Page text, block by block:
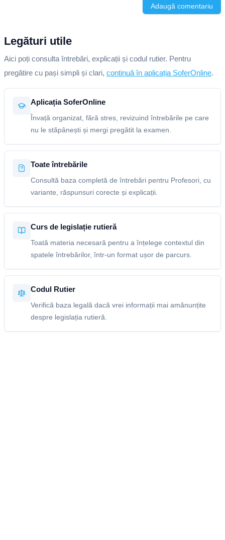
Adaugă comentariu
Legături utile
Aici poți consulta întrebări, explicații și codul rutier. Pentru
pregătire cu pași simpli și clari, continuă în aplicația SoferOnline.
Aplicația SoferOnline
Învață organizat, fără stres, revizuind întrebările pe care
nu le stăpânești și mergi pregătit la examen.
Toate întrebările
Consultă baza completă de întrebări pentru Profesori, cu
variante, răspunsuri corecte și explicații.
Curs de legislație rutieră
Toată materia necesară pentru a înțelege contextul din
spatele întrebărilor, într-un format ușor de parcurs.
Codul Rutier
Verifică baza legală dacă vrei informații mai amănunțite
despre legislația rutieră.